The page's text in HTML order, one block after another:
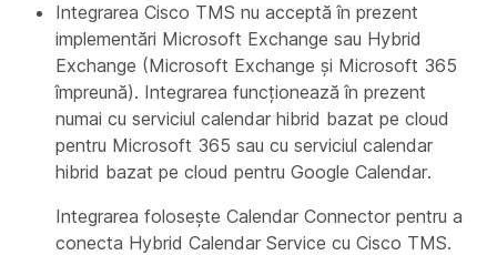
Integrarea Cisco TMS nu acceptă în prezent
implementări Microsoft Exchange sau Hybrid
Exchange (Microsoft Exchange și Microsoft 365
împreună). Integrarea funcționează în prezent
numai cu serviciul calendar hibrid bazat pe cloud
pentru Microsoft 365 sau cu serviciul calendar
hibrid bazat pe cloud pentru Google Calendar.
Integrarea folosește Calendar Connector pentru a
conecta Hybrid Calendar Service cu Cisco TMS.